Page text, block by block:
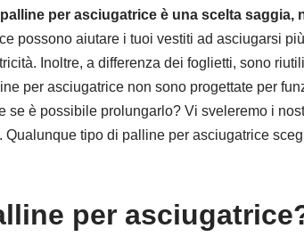
per asciugatrice è una scelta
possono aiutare i tuoi vestiti ad asciugarsi
Inoltre, a differenza dei foglietti, sono
per asciugatrice non sono progettate per
è possibile prolungarlo? Vi sveleremo i
tipo di palline per asciugatrice
per